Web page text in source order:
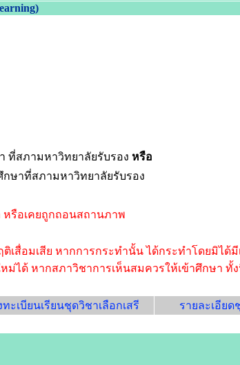
)
ที่สภามหาวิทยาลัยรับรอง หรือ
ษาที่สภามหาวิทยาลัยรับรอง
หรือเคยถูกถอนสถานภาพ
สื่อมเสีย หากการกระทำนั้น ได้กระทำโดยมิได้มี
ได้ หากสภาวิชาการเห็นสมควรให้เข้าศึกษา ทั้
ทะเบียนเรียนชุดวิชาเลือกเสรี รายละเอียด